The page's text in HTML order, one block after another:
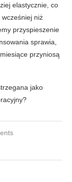
elastycznie, co
niż
przyspieszenie
sprawia,
przyniosą
jako